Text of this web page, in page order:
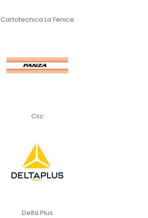
Cartotecnica La Fenice
Csc
Delta Plus